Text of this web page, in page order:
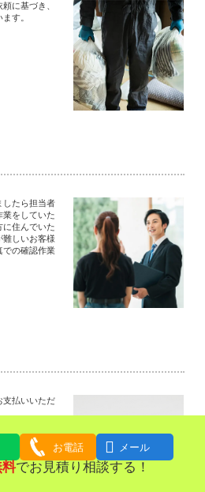
に基づき、
す。
したら担当者
業をしていた
に住んでいた
難しいお客様
での確認作業
支払いいただ
お電話  メール
料でお見積り相談する！